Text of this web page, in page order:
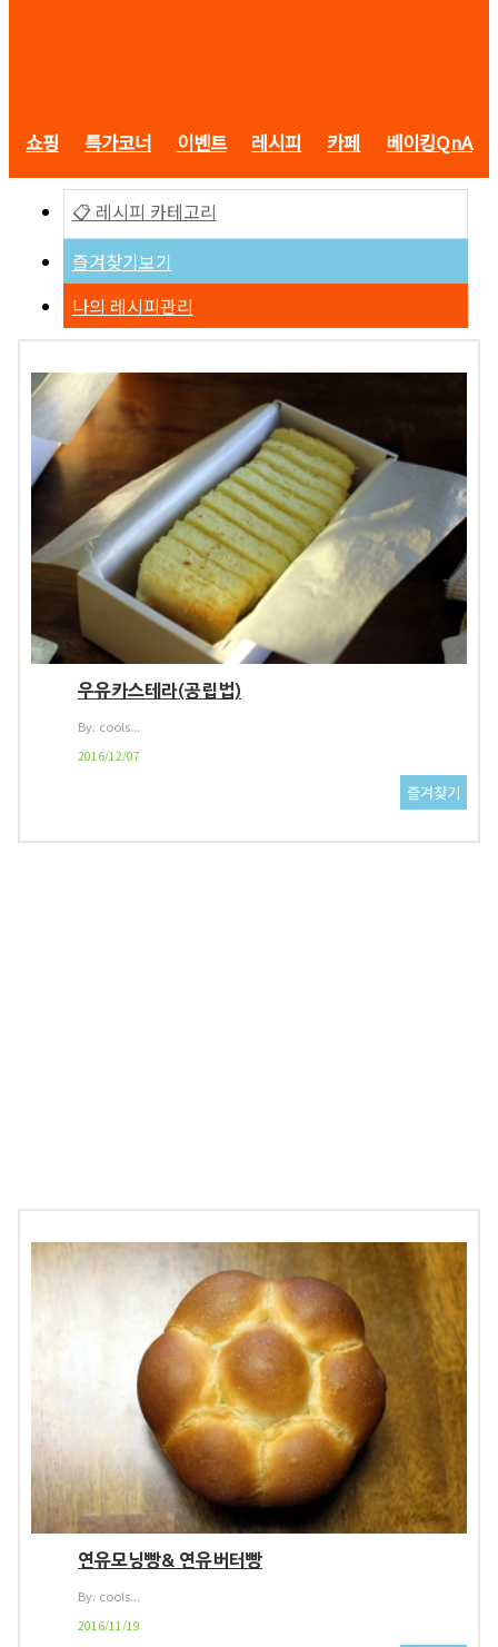
쇼핑 특가코너 이벤트 레시피 카페 베이킹QnA
📋 레시피 카테고리
즐겨찾기보기
나의 레시피관리
우유카스테라(공립법)
By. cools...
2016/12/07
연유모닝빵& 연유버터빵
By. cools...
2016/11/19